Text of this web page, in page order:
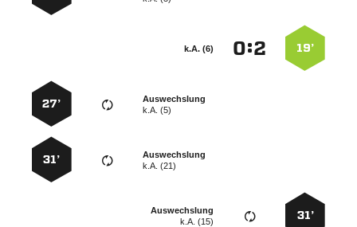
19’
:
k.A. (6)
Auswechslung
k.A. (5)
27’
Auswechslung
k.A. (21)
31’
31’
Auswechslung
k.A. (15)